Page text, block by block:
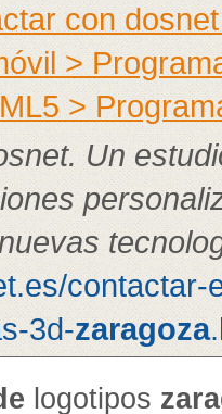
con
>
>
Un
contactar-
3d-zaragoza
logotipos